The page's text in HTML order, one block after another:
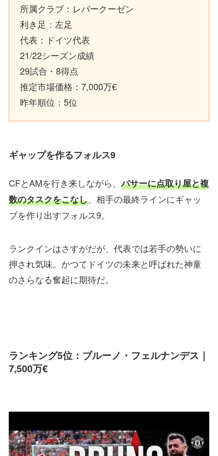
所属クラブ：レバークーゼン
利き足：左足
代表：ドイツ代表
21/22シーズン成績
29試合・8得点
推定市場価格：7,000万€
昨年順位：5位
ギャップを作るフォルス9
CFとAMを行き来しながら、パサーに点取り屋と複
数のタスクをこなし、相手の最終ラインにギャッ
プを作り出すフォルス9。
ランクインはさすがだが、代表では若手の勢いに
押され気味。かつてドイツの未来と呼ばれた神童
のさらなる奮起に期待だ。
ランキング5位：ブルーノ・フェルナンデス｜
7,500万€